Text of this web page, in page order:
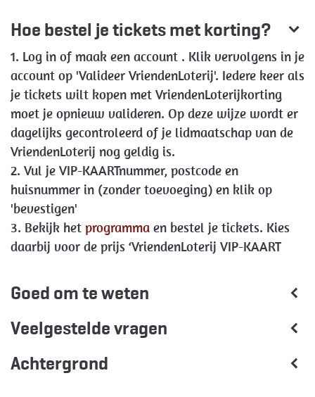
Hoe bestel je tickets met korting?
1. Log in of maak een account . Klik vervolgens in je
account op 'Valideer VriendenLoterij'. Iedere keer als
je tickets wilt kopen met VriendenLoterijkorting
moet je opnieuw valideren. Op deze wijze wordt er
dagelijks gecontroleerd of je lidmaatschap van de
VriendenLoterij nog geldig is.
2. Vul je VIP-KAARTnummer, postcode en
huisnummer in (zonder toevoeging) en klik op
'bevestigen'
3. Bekijk het programma en bestel je tickets. Kies
daarbij voor de prijs ‘VriendenLoterij VIP-KAART
Goed om te weten
Veelgestelde vragen
Achtergrond